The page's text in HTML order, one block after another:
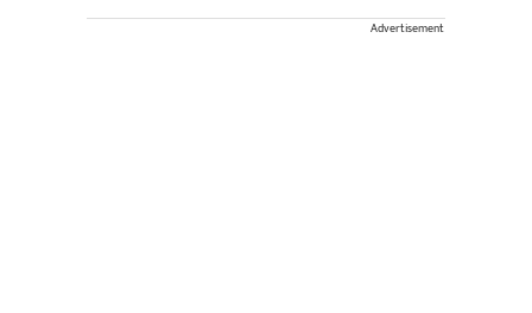
Advertisement